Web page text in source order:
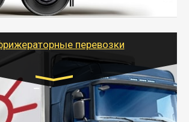
организует доставку
и личных вещей по нужному
разгрузочных работ при перевозке.
перевозки
Транспорт:
3 тонны), Бычок, Еврофура от 5 до
10 тонн